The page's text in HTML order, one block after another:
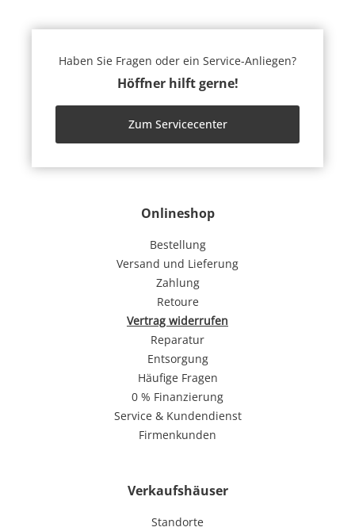
Onlineshop
Bestellung
Versand und Lieferung
Zahlung
Retoure
Vertrag widerrufen
Reparatur
Entsorgung
Häufige Fragen
0 % Finanzierung
Service & Kundendienst
Firmenkunden
Verkaufshäuser
Standorte
Haben Sie Fragen oder ein Service-Anliegen?
Höffner hilft gerne!
Zum Servicecenter